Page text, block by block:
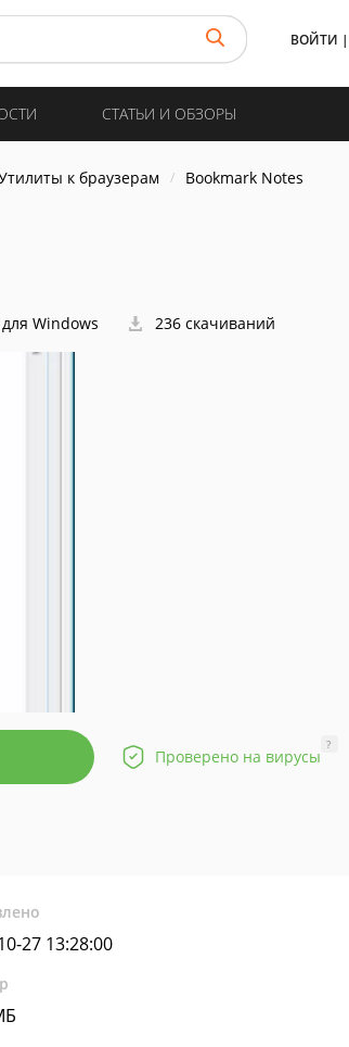
ВОЙТИ |
СТАТЬИ И ОБЗОРЫ
к браузерам Bookmark Notes
Windows 236 скачиваний
Проверено на вирусы
?
27 13:28:00